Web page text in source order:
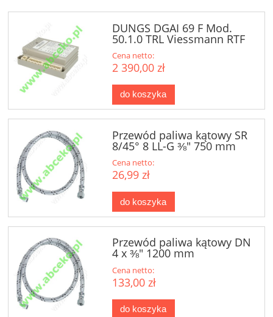
DUNGS DGAI 69 F Mod.
50.1.0 TRL Viessmann RTF
29
Cena netto:
2 390,00 zł
do koszyka
Przewód paliwa kątowy SR
8/45° 8 LL-G ⅜" 750 mm
Cena netto:
26,99 zł
do koszyka
Przewód paliwa kątowy DN
4 x ⅜" 1200 mm
Cena netto:
133,00 zł
do koszyka